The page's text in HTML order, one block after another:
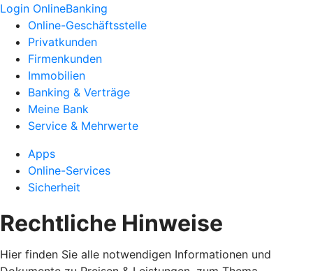
Login OnlineBanking
Online-Geschäftsstelle
Privatkunden
Firmenkunden
Immobilien
Banking & Verträge
Meine Bank
Service & Mehrwerte
Apps
Online-Services
Sicherheit
Rechtliche Hinweise
Hier finden Sie alle notwendigen Informationen und